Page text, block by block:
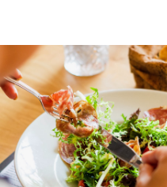
TRAVELING